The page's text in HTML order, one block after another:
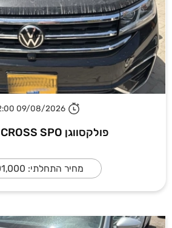
09/08/2026 12:00
פולקסווגן ATLAS CROSS SPO
מחיר התחלתי: 201,000